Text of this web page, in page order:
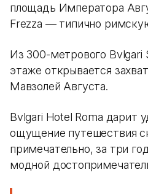
площадь Императора
Frezza — типично
Из 300-метрового Bvlgari
этаже открывается
Мавзолей Августа.
Bvlgari Hotel Roma дарит
ощущение путешествия
примечательно, за три
модной